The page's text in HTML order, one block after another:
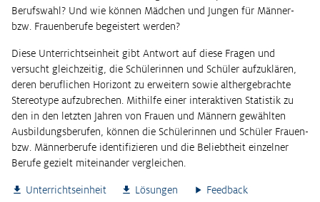
Berufswahl? Und wie können Mädchen und Jungen für Männer-
bzw. Frauenberufe begeistert werden?
Diese Unterrichtseinheit gibt Antwort auf diese Fragen und
versucht gleichzeitig, die Schülerinnen und Schüler aufzuklären,
deren beruflichen Horizont zu erweitern sowie althergebrachte
Stereotype aufzubrechen. Mithilfe einer interaktiven Statistik zu
den in den letzten Jahren von Frauen und Männern gewählten
Ausbildungsberufen, können die Schülerinnen und Schüler Frauen-
bzw. Männerberufe identifizieren und die Beliebtheit einzelner
Berufe gezielt miteinander vergleichen.
Unterrichtseinheit Lösungen Feedback